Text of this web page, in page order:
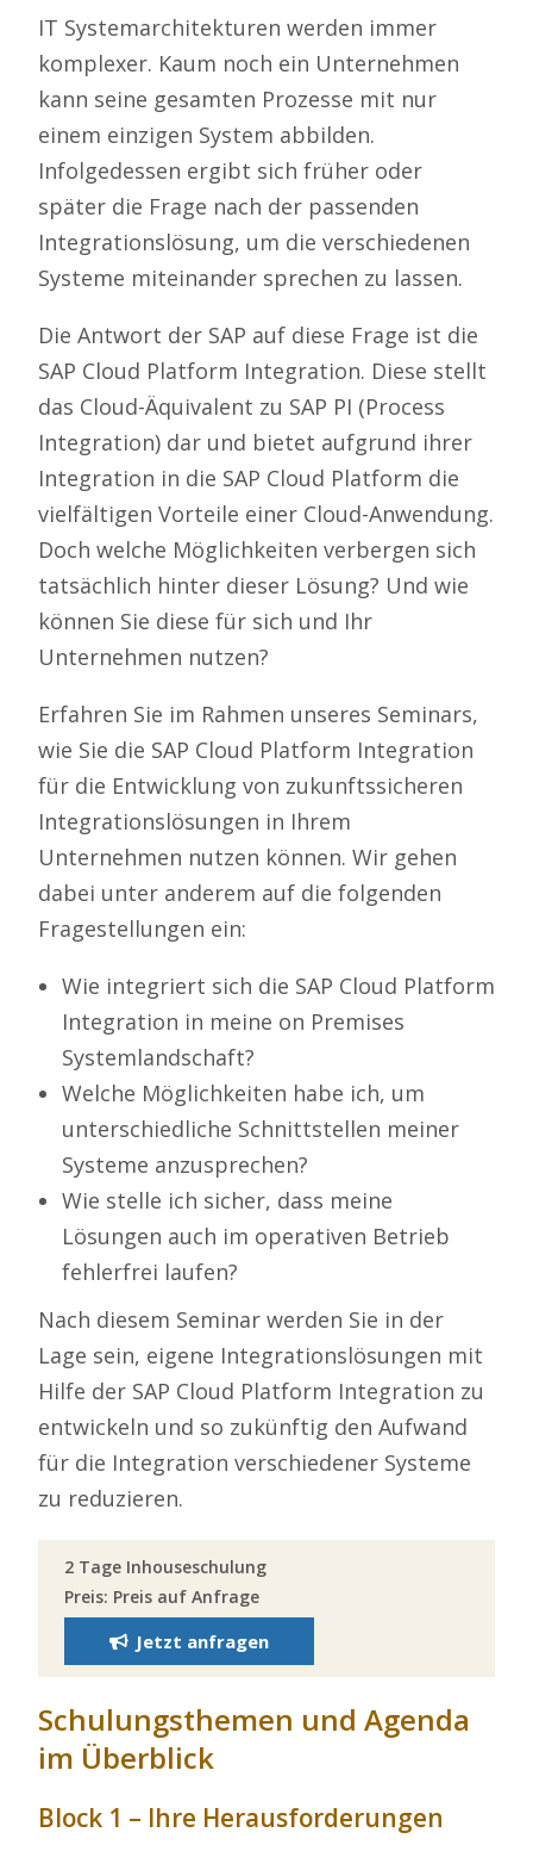
IT Systemarchitekturen werden immer
komplexer. Kaum noch ein Unternehmen
kann seine gesamten Prozesse mit nur
einem einzigen System abbilden.
Infolgedessen ergibt sich früher oder
später die Frage nach der passenden
Integrationslösung, um die verschiedenen
Systeme miteinander sprechen zu lassen.
Die Antwort der SAP auf diese Frage ist die
SAP Cloud Platform Integration. Diese stellt
das Cloud-Äquivalent zu SAP PI (Process
Integration) dar und bietet aufgrund ihrer
Integration in die SAP Cloud Platform die
vielfältigen Vorteile einer Cloud-Anwendung.
Doch welche Möglichkeiten verbergen sich
tatsächlich hinter dieser Lösung? Und wie
können Sie diese für sich und Ihr
Unternehmen nutzen?
Erfahren Sie im Rahmen unseres Seminars,
wie Sie die SAP Cloud Platform Integration
für die Entwicklung von zukunftssicheren
Integrationslösungen in Ihrem
Unternehmen nutzen können. Wir gehen
dabei unter anderem auf die folgenden
Fragestellungen ein:
Wie integriert sich die SAP Cloud Platform
Integration in meine on Premises
Systemlandschaft?
Welche Möglichkeiten habe ich, um
unterschiedliche Schnittstellen meiner
Systeme anzusprechen?
Wie stelle ich sicher, dass meine
Lösungen auch im operativen Betrieb
fehlerfrei laufen?
Nach diesem Seminar werden Sie in der
Lage sein, eigene Integrationslösungen mit
Hilfe der SAP Cloud Platform Integration zu
entwickeln und so zukünftig den Aufwand
für die Integration verschiedener Systeme
zu reduzieren.
2 Tage Inhouseschulung
Preis: Preis auf Anfrage
Jetzt anfragen
Schulungsthemen und Agenda
im Überblick
Block 1 – Ihre Herausforderungen